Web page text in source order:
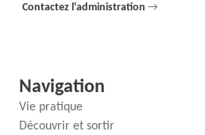
Contactez l'administration →
Navigation
Vie pratique
Découvrir et sortir